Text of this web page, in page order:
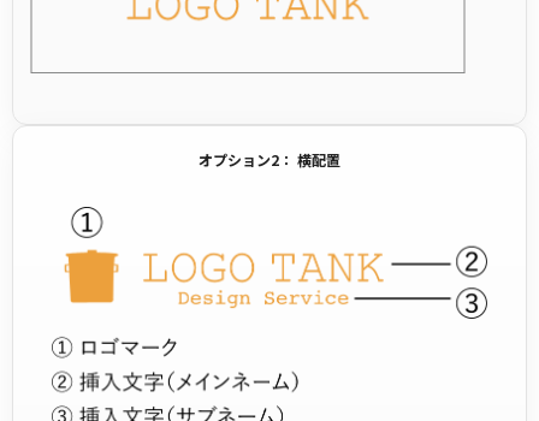
オプション2： 横配置